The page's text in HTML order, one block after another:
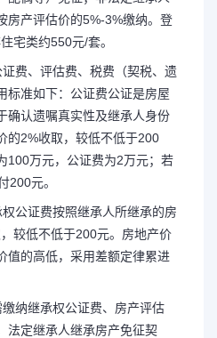
房产评估价的5%-3%缴纳。登
宅类约550元/套。
费、评估费、税费（契税、遗
标准如下：公证费公证是房屋
确认遗嘱真实性及继承人身份
的2%收取，较低不低于200
100万元，公证费为2万元；若
200元。
公证费按照继承人所继承的房
较低不低于200元。房地产价
值的高低，采用差额定律累进
纳继承权公证费、房产评估
法定继承人继承房产免征契